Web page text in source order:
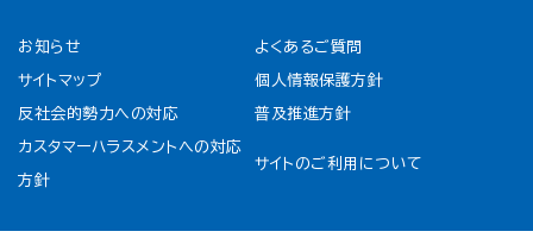
お知らせ よくあるご質問
サイトマップ 個人情報保護方針
反社会的勢力への対応 普及推進方針
カスタマーハラスメントへの対応
方針
サイトのご利用について